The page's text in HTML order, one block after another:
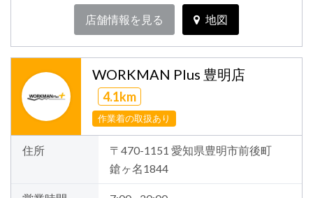
店舗情報を見る 地図
WORKMAN Plus 豊明店
4.1km
作業着の取扱あり
住所
〒470-1151 愛知県豊明市前後町
鎗ヶ名1844